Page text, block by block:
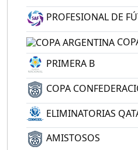
PROFESIONAL DE
PRIMERA B
COPA
ELIMINATORIAS
AMISTOSOS